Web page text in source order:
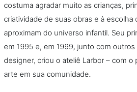
costuma agradar muito as crianças,
criatividade de suas obras e à escolha
aproximam do universo infantil. Seu
em 1995 e, em 1999, junto com
designer, criou o ateliê Larbor – com o
arte em sua comunidade.